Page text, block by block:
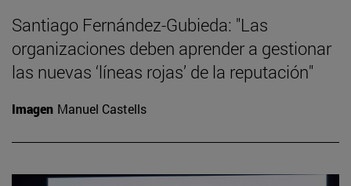
Santiago Fernández-Gubieda: "Las
organizaciones deben aprender a gestionar
las nuevas ‘líneas rojas’ de la reputación"
Imagen Manuel Castells